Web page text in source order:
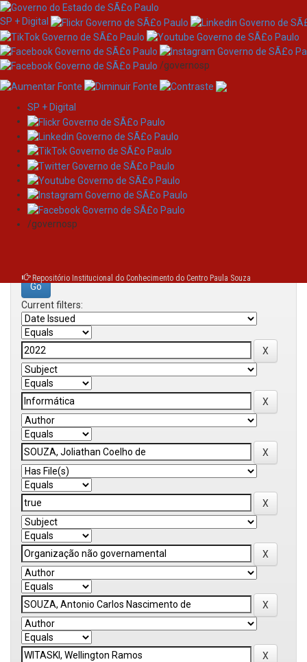
Skip
navigation
SP + Digital
/governosp
SP + Digital
/governosp
Repositório Institucional do Conhecimento do Centro Paula Souza
Search
Search:
Current filters: